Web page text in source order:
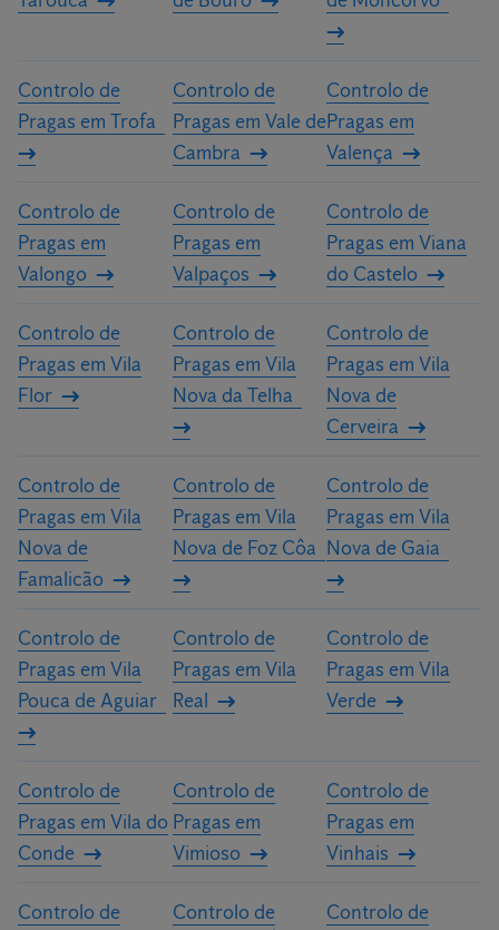
Controlo de
Pragas em Trofa
Controlo de
Pragas em Vale de
Cambra
Controlo de
Pragas em
Valença
Controlo de
Pragas em
Valongo
Controlo de
Pragas em
Valpaços
Controlo de
Pragas em Viana
do Castelo
Controlo de
Pragas em Vila
Flor
Controlo de
Pragas em Vila
Nova da Telha
Controlo de
Pragas em Vila
Nova de
Cerveira
Controlo de
Pragas em Vila
Nova de
Famalicão
Controlo de
Pragas em Vila
Nova de Foz Côa
Controlo de
Pragas em Vila
Nova de Gaia
Controlo de
Pragas em Vila
Pouca de Aguiar
Controlo de
Pragas em Vila
Real
Controlo de
Pragas em Vila
Verde
Controlo de
Pragas em Vila do
Conde
Controlo de
Pragas em
Vimioso
Controlo de
Pragas em
Vinhais
Controlo de
Controlo de
Controlo de